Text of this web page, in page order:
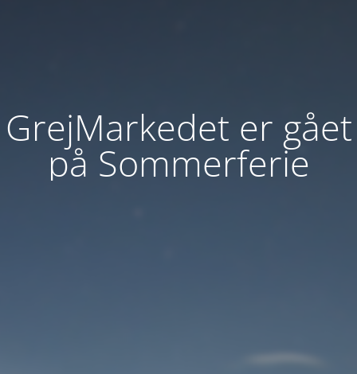
GrejMarkedet er gået
på Sommerferie